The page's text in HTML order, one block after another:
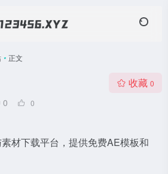
• 正文
0 0
收藏 0
材下载平台，提供免费AE模板和